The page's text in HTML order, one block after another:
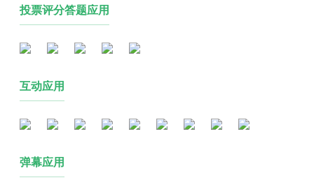
投票评分答题应用
互动应用
弹幕应用